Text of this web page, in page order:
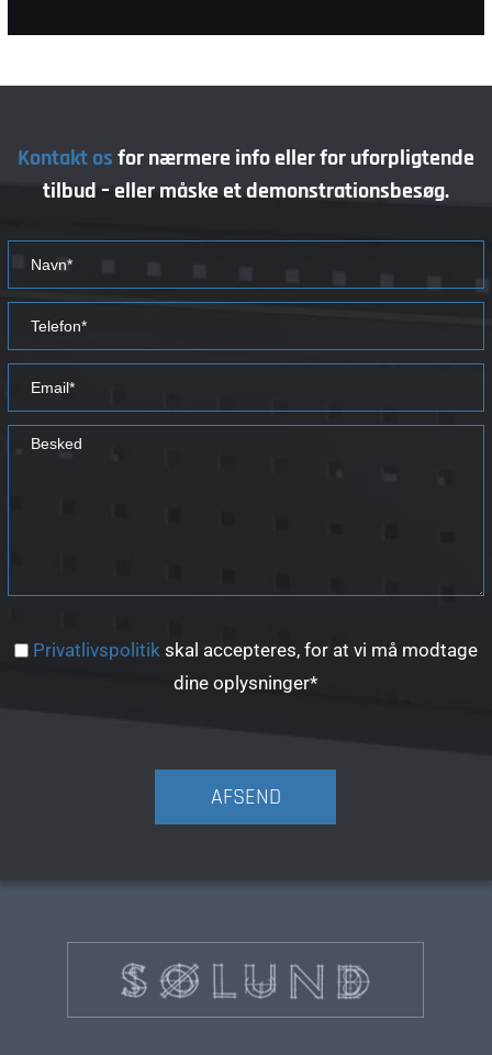
Kontakt osfor nærmere info eller for uforpligtende
tilbud– eller måske et demonstrationsbesøg.
Privatlivspolitikskal accepteres, for at vi må modtage
dine oplysninger*